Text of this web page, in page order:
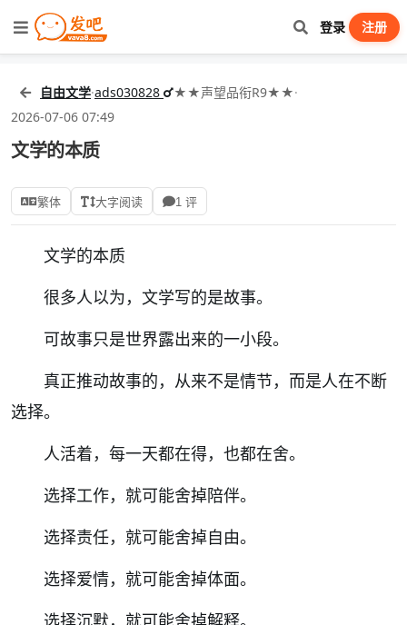
登录 注册
自由文学·ads030828 ★★声望品衔R9★★·
2026-07-06 07:49
文学的本质
繁体 大字阅读 1 评
文学的本质
很多人以为，文学写的是故事。
可故事只是世界露出来的一小段。
真正推动故事的，从来不是情节，而是人在不断
选择。
人活着，每一天都在得，也都在舍。
选择工作，就可能舍掉陪伴。
选择责任，就可能舍掉自由。
选择爱情，就可能舍掉体面。
选择沉默，就可能舍掉解释。